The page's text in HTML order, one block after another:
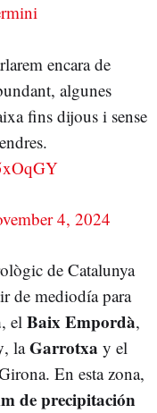
encara de
algunes
fins dijous i sense
4, 2024
de Catalunya
de mediodía para
, el Baix Empordà,
, laGarrotxa y el
En esta zona,
de precipitación